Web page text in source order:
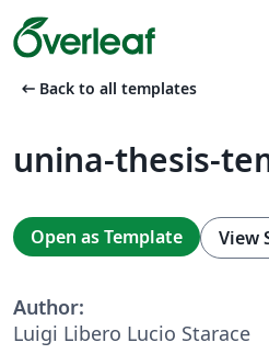
arrow_left_alt Back to all templates
unina-thesis-
Open as Template View
Author:
Luigi Libero Lucio Starace